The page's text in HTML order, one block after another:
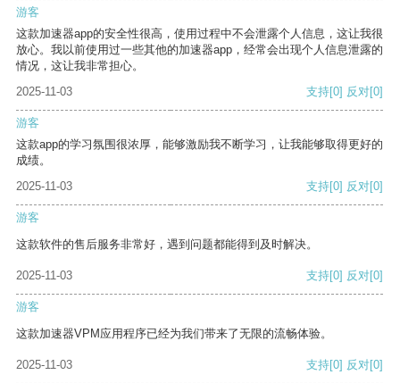
游客
这款加速器app的安全性很高，使用过程中不会泄露个人信息，这让我很
放心。我以前使用过一些其他的加速器app，经常会出现个人信息泄露的
情况，这让我非常担心。
2025-11-03
支持[0] 反对[0]
游客
这款app的学习氛围很浓厚，能够激励我不断学习，让我能够取得更好的
成绩。
2025-11-03
支持[0] 反对[0]
游客
这款软件的售后服务非常好，遇到问题都能得到及时解决。
2025-11-03 支持[0] 反对[0]
游客
这款加速器VPM应用程序已经为我们带来了无限的流畅体验。
2025-11-03 支持[0] 反对[0]